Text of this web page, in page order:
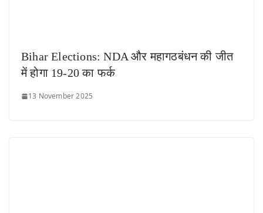
Bihar Elections: NDA और महागठबंधन की जीत
में होगा 19-20 का फर्क
13 November 2025